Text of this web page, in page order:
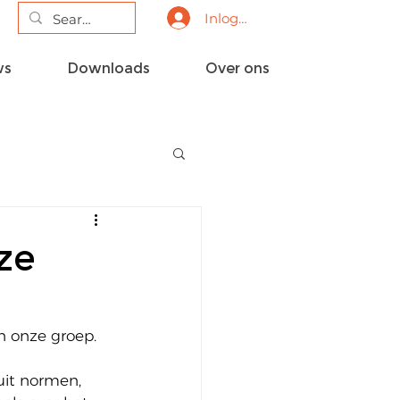
Downloads Over ons
Inloggen
onze groep.
normen,